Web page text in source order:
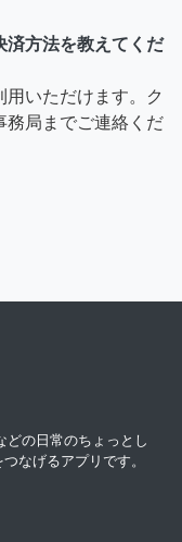
済方法を教えてくだ
いただけます。ク
務局までご連絡くだ
の日常のちょっとし
なげるアプリです。